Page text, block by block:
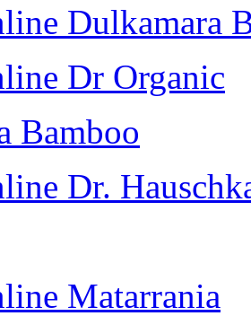
Dulkamara
Dr Organic
Bamboo
Dr.
Matarrania